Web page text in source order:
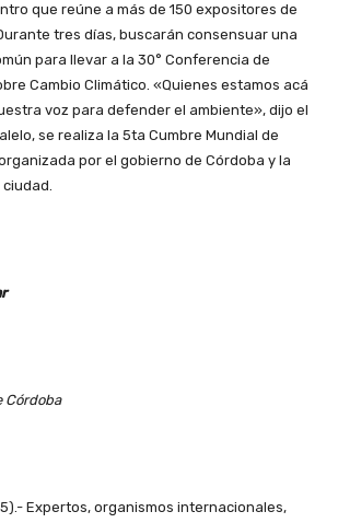
que reúne a más de 150 expositores de
tres días, buscarán consensuar una
para llevar a la 30° Conferencia de
Cambio Climático. «Quienes estamos acá
voz para defender el ambiente», dijo el
se realiza la 5ta Cumbre Mundial de
por el gobierno de Córdoba y la
Córdoba
Expertos, organismos internacionales,